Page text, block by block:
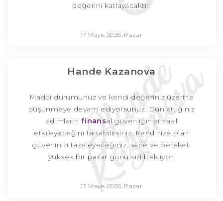
değerini katlayacaktır.
17 Mayıs 2026, Pazar
Hande Kazanova
Maddi durumunuz ve kendi değeriniz üzerine
düşünmeye devam ediyorsunuz. Dün attığınız
adımların finansal güvenliğinizi nasıl
etkileyeceğini tartabilirsiniz. Kendinize olan
güveninizi tazeleyeceğiniz, sade ve bereketi
yüksek bir pazar günü sizi bekliyor.
17 Mayıs 2026, Pazar